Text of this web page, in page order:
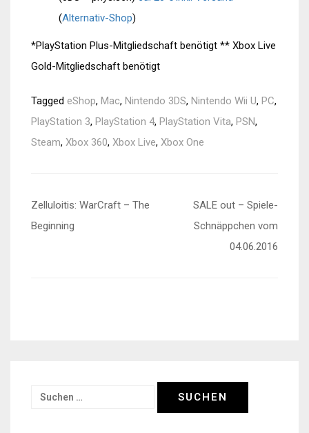
(Alternativ-Shop)
*PlayStation Plus-Mitgliedschaft benötigt ** Xbox Live
Gold-Mitgliedschaft benötigt
Tagged eShop, Mac, Nintendo 3DS, Nintendo Wii U, PC,
PlayStation 3, PlayStation 4, PlayStation Vita, PSN,
Steam, Xbox 360, Xbox Live, Xbox One
Beitragsnavigation
Zelluloitis: WarCraft – The
Beginning
SALE out – Spiele-
Schnäppchen vom
04.06.2016
Suchen